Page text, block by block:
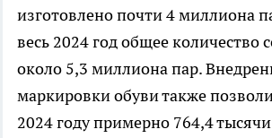
изготовлено почти 4 миллиона
весь 2024 год общее количество
около 5,3 миллиона пар.
маркировки обуви также
2024 году примерно 764,4